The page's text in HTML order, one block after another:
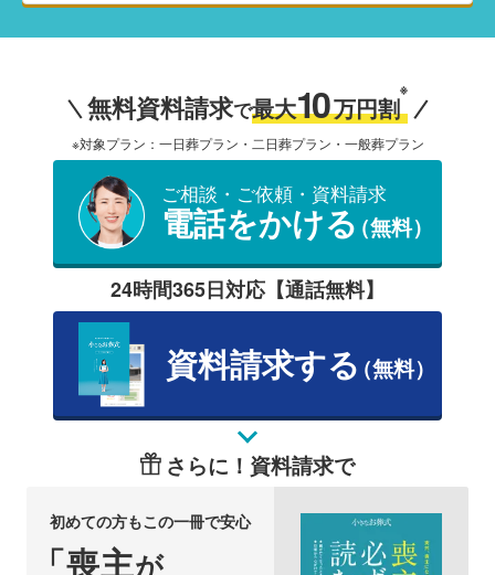
無料資料請求で最大10万円割
※
※対象プラン：一日葬プラン・二日葬プラン・一般葬プラン
ご相談・ご依頼・資料請求
電話をかける（無料）
24時間365日対応【通話無料】
資料請求する（無料）
さらに！資料請求で
初めての方もこの一冊で安心
「喪主が